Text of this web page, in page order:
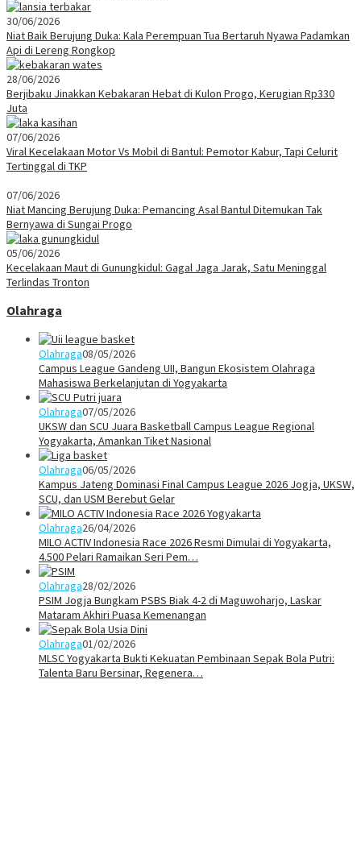
30/06/2026
Niat Baik Berujung Duka: Kala Perempuan Tua Bertaruh Nyawa Padamkan
Api di Lereng Rongkop
28/06/2026
Berjibaku Jinakkan Kebakaran Hebat di Kulon Progo, Kerugian Rp330
Juta
07/06/2026
Viral Kecelakaan Motor Vs Mobil di Bantul: Pemotor Kabur, Tapi Celurit
Tertinggal di TKP
07/06/2026
Niat Mancing Berujung Duka: Pemancing Asal Bantul Ditemukan Tak
Bernyawa di Sungai Progo
05/06/2026
Kecelakaan Maut di Gunungkidul: Gagal Jaga Jarak, Satu Meninggal
Terlindas Tronton
Olahraga
Olahraga08/05/2026
Campus League Gandeng UII, Bangun Ekosistem Olahraga
Mahasiswa Berkelanjutan di Yogyakarta
Olahraga07/05/2026
UKSW dan SCU Juara Basketball Campus League Regional
Yogyakarta, Amankan Tiket Nasional
Olahraga06/05/2026
Kampus Jateng Dominasi Final Campus League 2026 Jogja, UKSW,
SCU, dan USM Berebut Gelar
Olahraga26/04/2026
MILO ACTIV Indonesia Race 2026 Resmi Dimulai di Yogyakarta,
4.500 Pelari Ramaikan Seri Pem…
Olahraga28/02/2026
PSIM Jogja Bungkam PSBS Biak 4-2 di Maguwoharjo, Laskar
Mataram Akhiri Puasa Kemenangan
Olahraga01/02/2026
MLSC Yogyakarta Bukti Kekuatan Pembinaan Sepak Bola Putri:
Talenta Baru Bersinar, Regenera…